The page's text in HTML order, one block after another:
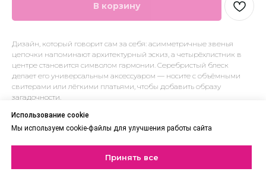
Использование cookie
Мы используем cookie-файлы для улучшения работы сайта
Принять все
В корзину
Дизайн, который говорит сам за себя: асимметричные звенья
цепочки напоминают архитектурный эскиз, а четырёхлистник в
центре становится символом гармонии. Серебристый блеск
делает его универсальным аксессуаром — носите с объёмными
свитерами или лёгкими платьями, чтобы добавить образу
загадочности.
Бжутерный сплав, родирование
Длина 21 см.
ВАМ МОЖЕТ ПОНРАВИТЬСЯ